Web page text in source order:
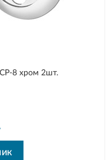
8 хром 2шт.